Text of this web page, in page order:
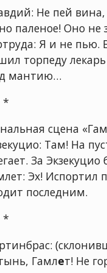
Не пей вина,
паленое! Оно не
Я и не пью.
торпеду
мантию…
*
сцена
Там! На
За
Эх! Испортил
последним.
*
Гамлет! Не